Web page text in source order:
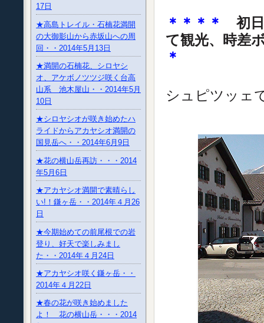
17日
★高島トレイル・石楠花満開
の大御影山から赤坂山への周
回・・2014年5月13日
★満開の石楠花、シロヤシ
オ、アケボノツツジ咲く台高
山系 池木屋山・・2014年5月
10日
★シロヤシオが咲き始めたハ
ライドからアカヤシオ満開の
国見岳へ・・2014年6月9日
★花の横山岳再訪・・・2014
年5月6日
★アカヤシオ満開で素晴らし
い!！鎌ヶ岳・・2014年４月26
日
★今期始めての前尾根での岩
登り、好天で楽しみまし
た・・2014年４月24日
★アカヤシオ咲く鎌ヶ岳・・
2014年４月22日
★春の花が咲き始めました
よ！ 花の横山岳・・・2014
＊＊＊＊
初日
て観光、時差
＊
シュピツッェ